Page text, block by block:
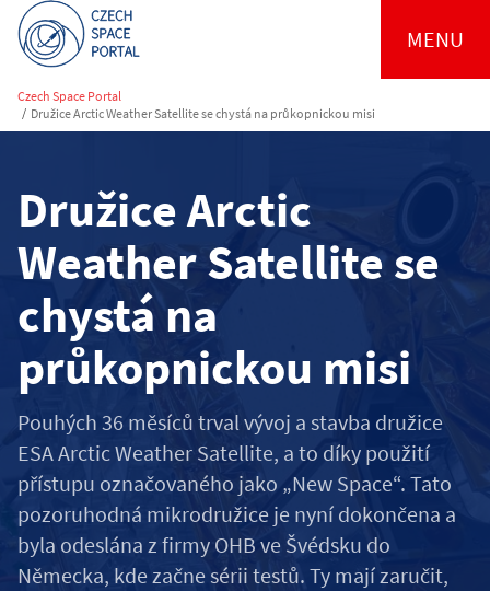
MENU
Czech Space Portal
/ Družice Arctic Weather Satellite se chystá na průkopnickou misi
Družice Arctic
Weather Satellite se
chystá na
průkopnickou misi
Pouhých 36 měsíců trval vývoj a stavba družice
ESA Arctic Weather Satellite, a to díky použití
přístupu označovaného jako „New Space“. Tato
pozoruhodná mikrodružice je nyní dokončena a
byla odeslána z firmy OHB ve Švédsku do
Německa, kde začne sérii testů. Ty mají zaručit,